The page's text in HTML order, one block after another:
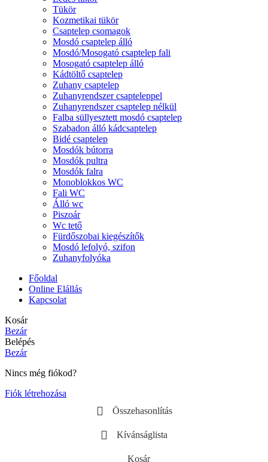
Tükör
Kozmetikai tükör
Csaptelep csomagok
Mosdó csaptelep álló
Mosdó/Mosogató csaptelep fali
Mosogató csaptelep álló
Kádtöltő csaptelep
Zuhany csaptelep
Zuhanyrendszer csapteleppel
Zuhanyrendszer csaptelep nélkül
Falba süllyesztett mosdó csaptelep
Szabadon álló kádcsaptelep
Bidé csaptelep
Mosdók bútorra
Mosdók pultra
Mosdók falra
Monoblokkos WC
Fali WC
Álló wc
Piszoár
Wc tető
Fürdőszobai kiegészítők
Mosdó lefolyó, szifon
Zuhanyfolyóka
Főoldal
Online Elállás
Kapcsolat
Kosár
Bezár
Belépés
Bezár
Nincs még fiókod?
Fiók létrehozása
Összehasonlítás
Kívánságlista
Kosár